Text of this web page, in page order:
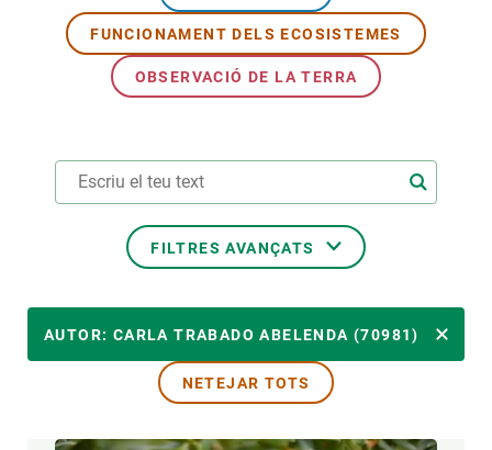
FUNCIONAMENT DELS ECOSISTEMES
OBSERVACIÓ DE LA TERRA
FILTRES AVANÇATS
TEMES TRANSVERSALS
AUTOR: CARLA TRABADO ABELENDA (70981)
NETEJAR TOTS
PARTICIPA
NOTÍCIES I AGENDA